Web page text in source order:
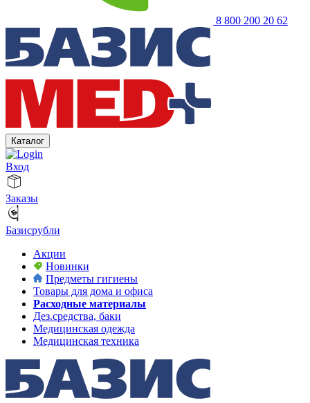
8 800 200 20 62
Каталог
Вход
Заказы
Базисрубли
Акции
Новинки
Предметы гигиены
Товары для дома и офиса
Расходные материалы
Дез.средства, баки
Медицинская одежда
Медицинская техника